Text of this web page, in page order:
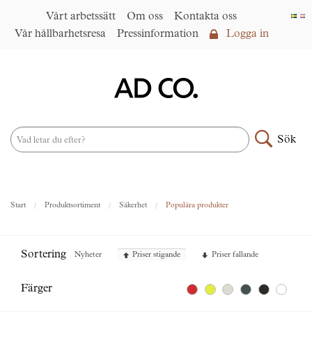
Vårt arbetssätt Om oss
Kontakta oss
Vår hållbarhetsresa
Pressinformation Logga in
Sök
Start Produktsortiment Säkerhet Populära produkter
Sortering Nyheter Priser stigande Priser fallande
Färger
Om oss
Under samma paraply
AD CO. trading
Vår hållbarhetsresa